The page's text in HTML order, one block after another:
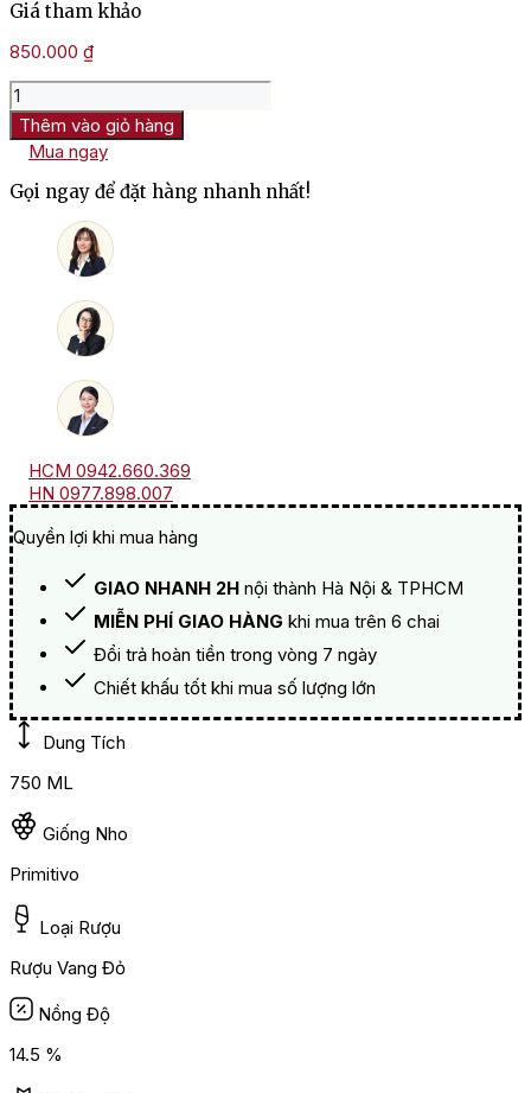
Giá tham khảo
850.000 ₫
Rượu
Vang
Ý
Phonico
Primitivo
Del
Salento
Thêm vào giỏ hàng
Mua ngay
Gọi ngay để đặt hàng nhanh nhất!
HCM 0942.660.369
HN 0977.898.007
Quyền lợi khi mua hàng
GIAO NHANH 2H nội thành Hà Nội & TPHCM
MIỄN PHÍ GIAO HÀNG khi mua trên 6 chai
Đổi trả hoàn tiền trong vòng 7 ngày
Chiết khấu tốt khi mua số lượng lớn
Dung Tích
750 ML
Giống Nho
Primitivo
Loại Rượu
Rượu Vang Đỏ
Nồng Độ
14.5 %